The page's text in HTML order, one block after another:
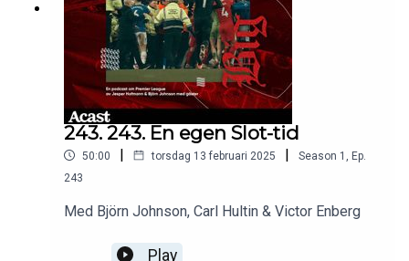
243. 243. En egen Slot-tid
50:00 | torsdag 13 februari 2025 | Season 1
Ep.
243
Med Björn Johnson, Carl Hultin & Victor Enberg
Play